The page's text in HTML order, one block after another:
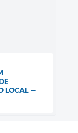
LOCAL —